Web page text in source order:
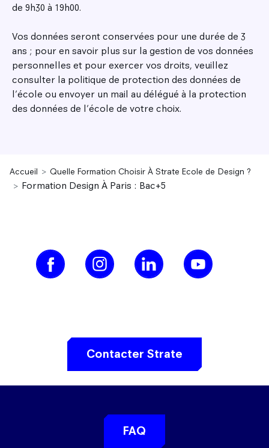
de 9h30 à 19h00.
Vos données seront conservées pour une durée de 3
ans ; pour en savoir plus sur la gestion de vos données
personnelles et pour exercer vos droits, veuillez
consulter la politique de protection des données de
l’école ou envoyer un mail au délégué à la protection
des données de l’école de votre choix.
Accueil Quelle Formation Choisir À Strate Ecole de Design ?
Formation Design À Paris : Bac+5
Contacter Strate
FAQ